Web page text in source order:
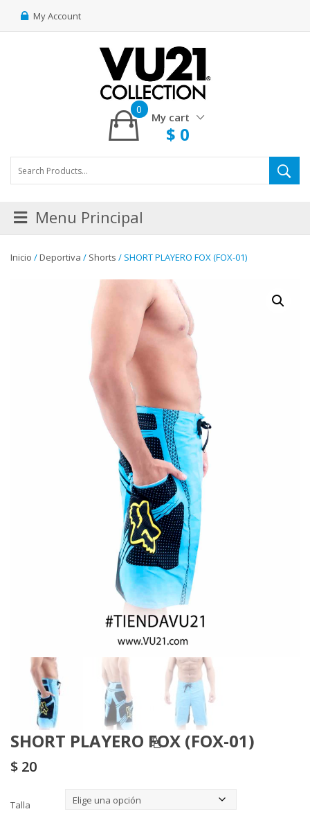
My Account
My cart
0
$ 0
Menu Principal
Inicio /Deportiva / Shorts / SHORT PLAYERO FOX (FOX-01)
SHORT PLAYERO FOX (FOX-01)
$ 20
Talla